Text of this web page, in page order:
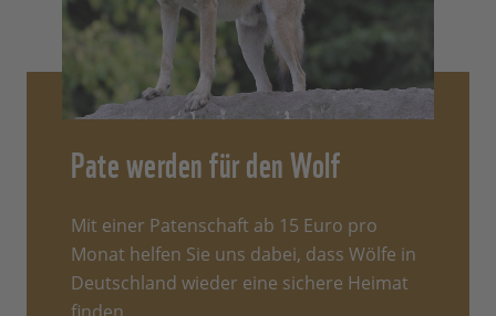
Pate werden für den Wolf
Mit einer Patenschaft ab 15 Euro pro
Monat helfen Sie uns dabei, dass Wölfe in
Deutschland wieder eine sichere Heimat